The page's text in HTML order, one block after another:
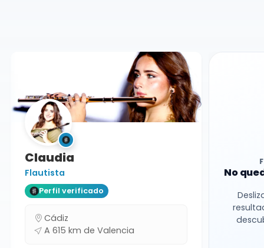
Claudia
Flautista
Perfil verificado
Cádiz
A 615 km de Valencia
No